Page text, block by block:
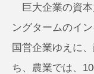
巨大企業の資本
ングタームのイ
国営企業ゆえに
ち、農業では、